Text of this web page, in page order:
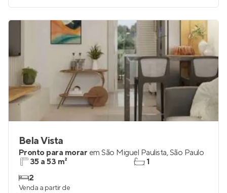
Bela Vista
Pronto para morar em São Miguel Paulista,São Paulo
35 a 53 m²
2
1
Venda a partir de